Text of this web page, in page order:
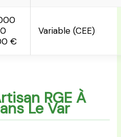
€
Variable (CEE)
RGE À
Le Var